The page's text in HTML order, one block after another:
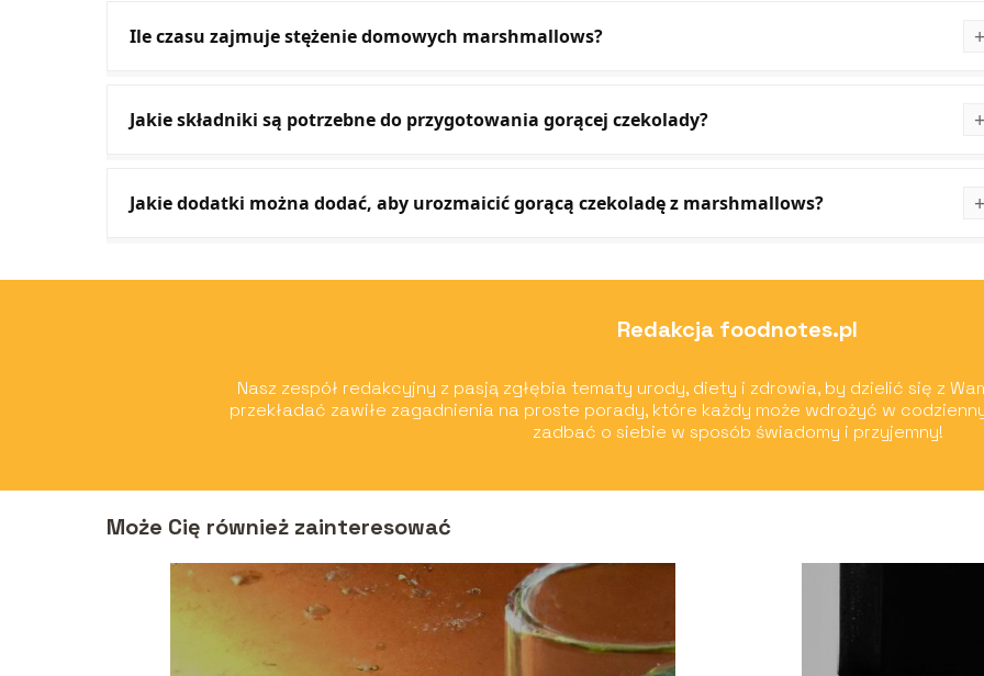
Ile czasu zajmuje stężenie domowych marshmallows?
Jakie składniki są potrzebne do przygotowania gorącej czekolady?
Jakie dodatki można dodać, aby urozmaicić gorącą czekoladę z marshmallows?
Redakcja foodnotes.pl
Nasz zespół redakcyjny z pasją zgłębia tematy urody, diety i zdrowia, by dzielić się z
przekładać zawiłe zagadnienia na proste porady, które każdy może wdrożyć w
zadbać o siebie w sposób świadomy i przyjemny!
Może Cię również zainteresować